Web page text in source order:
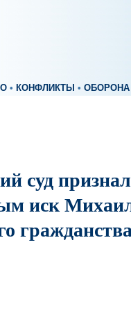
• КОНФЛИКТЫ • ОБОРОНА
суд признал
иск